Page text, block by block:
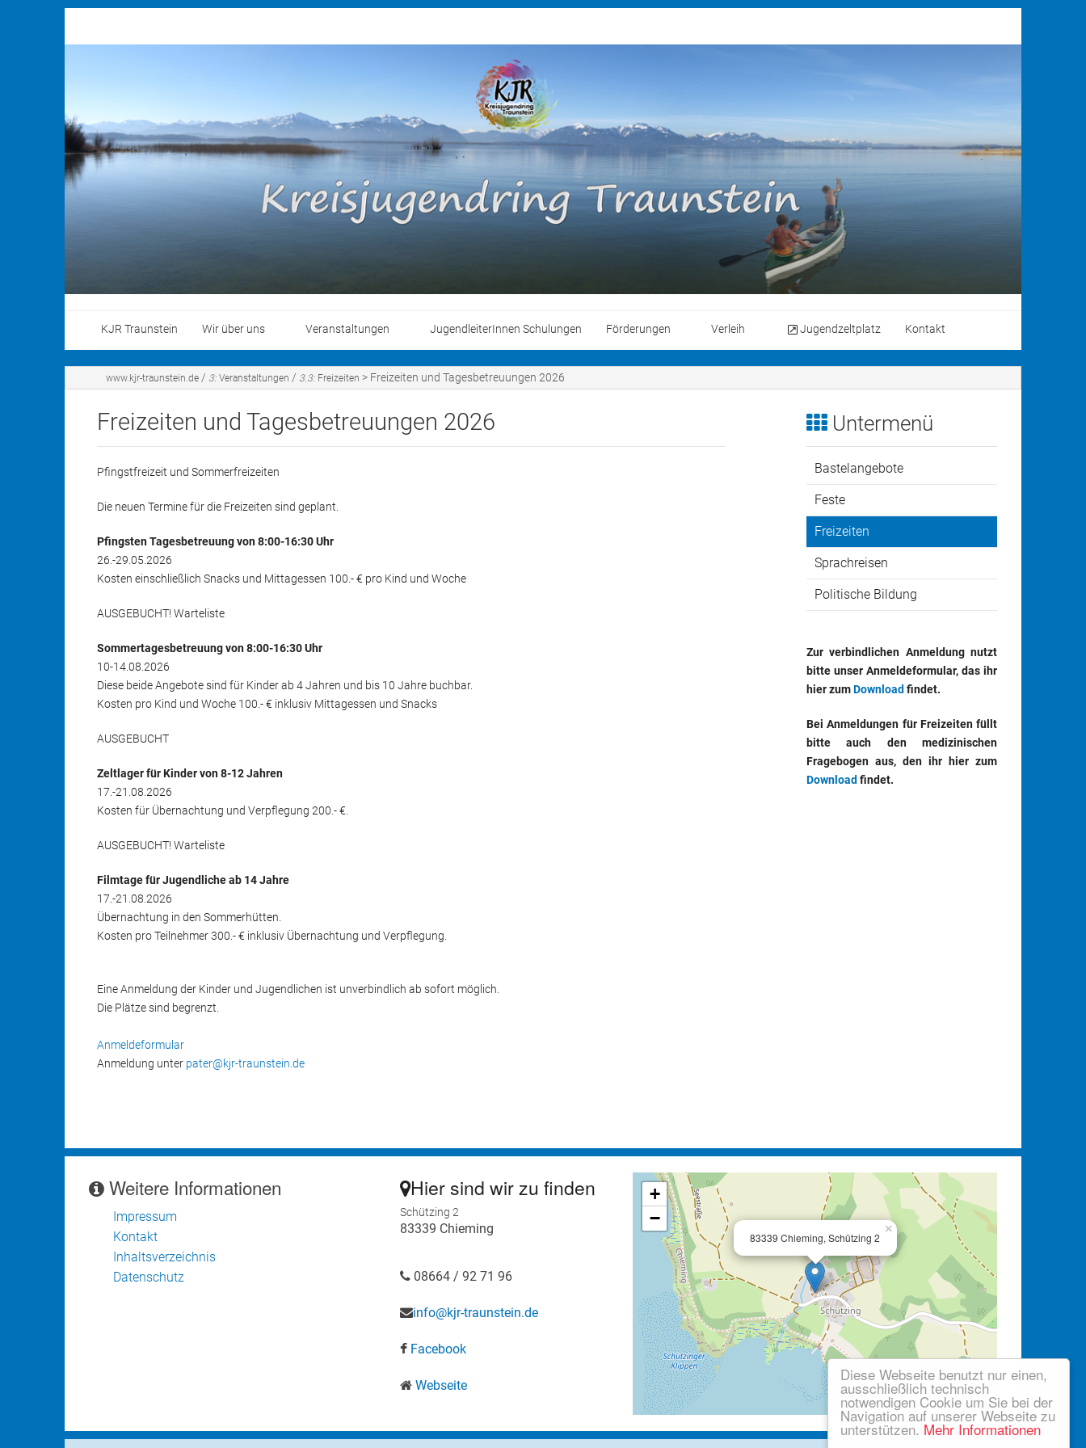
Diese Webseite benutzt nur einen,
ausschließlich technisch
notwendigen Cookie um Sie bei der
Navigation auf unserer Webseite zu
unterstützen. Mehr Informationen
KJR Traunstein Wir über uns
Aufgaben und Ziele
Geschäftsstelle
Veranstaltungen
Bastelangebote
Freizeiten
JugendleiterInnen Schulungen Förderungen
Förderungen des KJR
Verleih
Verleihbedingungen
Spiele und Spielgeräte für Feste.
NS-Dokumentation
Jugendzeltplatz Kontakt
Anfahrt
www.kjr-traunstein.de / 3: Veranstaltungen / 3.3: Freizeiten > Freizeiten und Tagesbetreuungen 2026
Freizeiten und Tagesbetreuungen 2026
Pfingstfreizeit und Sommerfreizeiten
Die neuen Termine für die Freizeiten sind geplant.
Pfingsten Tagesbetreuung von 8:00-16:30 Uhr
26.-29.05.2026
Kosten einschließlich Snacks und Mittagessen 100.- € pro Kind und Woche
AUSGEBUCHT! Warteliste
Sommertagesbetreuung von 8:00-16:30 Uhr
10-14.08.2026
Diese beide Angebote sind für Kinder ab 4 Jahren und bis 10 Jahre buchbar.
Kosten pro Kind und Woche 100.- € inklusiv Mittagessen und Snacks
AUSGEBUCHT
Zeltlager für Kinder von 8-12 Jahren
17.-21.08.2026
Kosten für Übernachtung und Verpflegung 200.- €.
AUSGEBUCHT! Warteliste
Filmtage für Jugendliche ab 14 Jahre
17.-21.08.2026
Übernachtung in den Sommerhütten.
Kosten pro Teilnehmer 300.- € inklusiv Übernachtung und Verpflegung.
Eine Anmeldung der Kinder und Jugendlichen ist unverbindlich ab sofort möglich.
Die Plätze sind begrenzt.
Anmeldeformular
Anmeldung unter pater@kjr-traunstein.de
Untermenü
Bastelangebote
Feste
Freizeiten
Sprachreisen
Politische Bildung
Zur verbindlichen Anmeldung nutzt
bitte unser Anmeldeformular, das ihr
hier zumDownload findet.
Bei Anmeldungen für Freizeiten füllt
bitte auch den medizinischen
Fragebogen aus, den ihr hier zum
Download findet.
Weitere Informationen
Impressum
Kontakt
Inhaltsverzeichnis
Datenschutz
Hier sind wir zu finden
Schützing 2
83339 Chieming
08664 / 92 71 96
info@kjr-traunstein.de
Facebook
Webseite
83339 Chieming, Schützing 2
×
+
−
Leaflet| ©OpenStreetMap